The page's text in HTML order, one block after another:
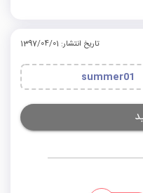
تاریخ انتشار: 1397/04/01
summer01